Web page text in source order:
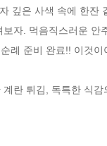
깊은 사색 속에 한
자. 먹음직스러운
례 준비 완료!! 이것
란 튀김, 독특한 식